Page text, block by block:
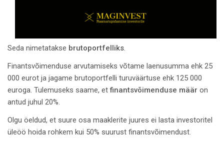
Seda nimetatakse brutoportfelliks.
Finantsvõimenduse arvutamiseks võtame laenusumma ehk 25
000 eurot ja jagame brutoportfelli turuväärtuse ehk 125 000
euroga. Tulemuseks saame, etfinantsvõimenduse määr on
antud juhul 20%.
Olgu öeldud, et suure osa maaklerite juures ei lasta investoritel
üleöö hoida rohkem kui 50% suurust finantsvõimendust.